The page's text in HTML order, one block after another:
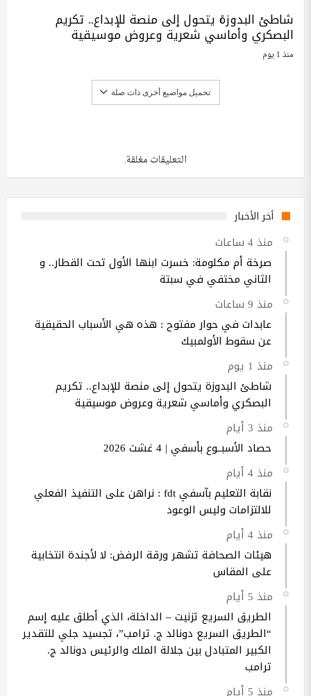
شاطئ البدوزة يتحول إلى منصة للإبداع.. تكريم
البصكري وأماسي شعرية وعروض موسيقية
منذ 1 يوم
تحميل مواضيع أخرى ذات صلة
التعليقات مغلقة.
أخر الأخبار
منذ 4 ساعات
صرخة أم مكلومة: خسرت ابنها الأول تحت القطار.. و
الثاني مختفي في سبتة
منذ 9 ساعات
عابدات في حوار مفتوح : هذه هي الأسباب الحقيقية
عن سقوط الأولمبيك
منذ 1 يوم
شاطئ البدوزة يتحول إلى منصة للإبداع.. تكريم
البصكري وأماسي شعرية وعروض موسيقية
منذ 3 أيام
حصاد الأسبــوع بأسفي | 4 غشت 2026
منذ 4 أيام
نقابة التعليم بآسفي fdt : نراهن على التنفيذ الفعلي
للالتزامات وليس الوعود
منذ 4 أيام
هيئات الصحافة تشهر ورقة الرفض: لا لأجندة انتخابية
على المقاس
منذ 5 أيام
الطريق السريع تزنيت – الداخلة، الذي أطلق عليه إسم
“الطريق السريع دونالد ج. ترامب”، تجسيد جلي للتقدير
الكبير المتبادل بين جلالة الملك والرئيس دونالد ج.
ترامب
منذ 5 أيام